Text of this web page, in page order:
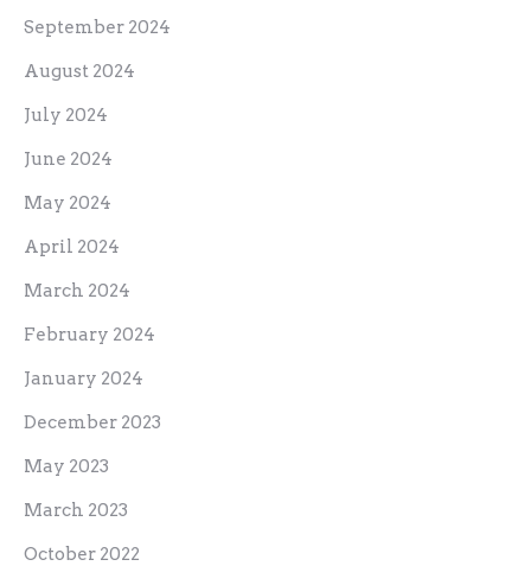
September 2024
August 2024
July 2024
June 2024
May 2024
April 2024
March 2024
February 2024
January 2024
December 2023
May 2023
March 2023
October 2022